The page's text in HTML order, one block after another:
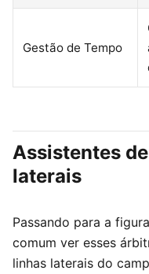
Gestão de Tempo
Assistentes
laterais
Passando para a
comum ver esses
linhas laterais do